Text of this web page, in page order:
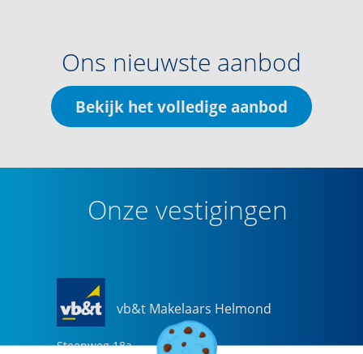
Ons nieuwste aanbod
Bekijk het volledige aanbod
Onze vestigingen
vb&t Makelaars Helmond
Steenweg 18a